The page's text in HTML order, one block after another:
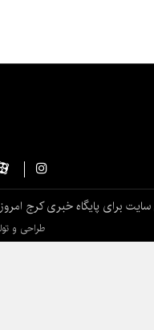
برای پایگاه خبری کرج
طراحی و